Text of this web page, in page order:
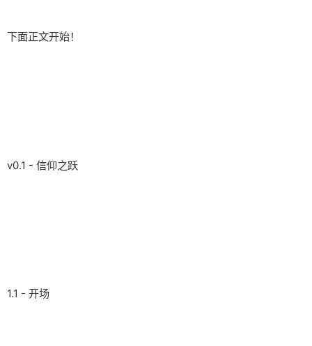
下面正文开始！
v0.1 - 信仰之跃
1.1 - 开场